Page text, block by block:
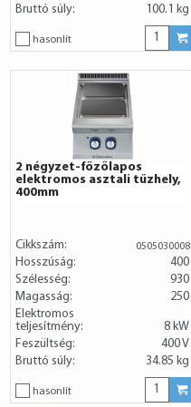
Bruttó súly: 100.1 kg
hasonlít
2 négyzet-főzőlapos
elektromos asztali tűzhely,
400mm
Cikkszám: 0505030008
Hosszúság:
400
Szélesség:
930
Magasság:
250
Elektromos
teljesítmény:
8 kW
Feszültség:
400 V
Bruttó súly:
34.85 kg
hasonlít